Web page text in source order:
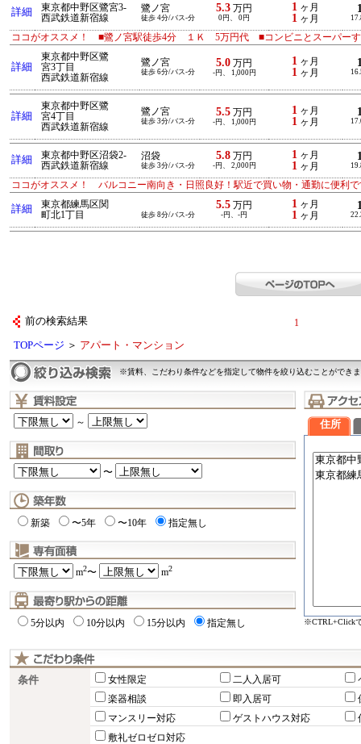
詳細
東京都中野区鷺宮3-
西武鉄道新宿線
鷺ノ宮
徒歩 4分/バス-分
5.3 万円
0円、 0円
1 ヶ月
1 ヶ月
ココがオススメ！ ■鷺ノ宮駅徒歩4分 １Ｋ 5万円代 ■コンビニとスーパーす
詳細
東京都中野区鷺
宮3丁目
西武鉄道新宿線
鷺ノ宮
徒歩 6分/バス-分
5.0 万円
-円、 1,000円
1 ヶ月
1 ヶ月
詳細
東京都中野区鷺
宮4丁目
西武鉄道新宿線
鷺ノ宮
徒歩 3分/バス-分
5.5 万円
-円、 1,000円
1 ヶ月
1 ヶ月
詳細
東京都中野区沼袋2-
西武鉄道新宿線
沼袋
徒歩 3分/バス-分
5.8 万円
-円、 2,000円
1 ヶ月
1 ヶ月
ココがオススメ！ バルコニー南向き・日照良好！駅近で買い物・通勤に便利で
詳細
東京都練馬区関
町北1丁目
徒歩 8分/バス-分
5.5 万円
-円、-円
1 ヶ月
1 ヶ月
前の検索結果 1
TOPページ ＞ アパート・マンション
※賃料、こだわり条件などを指定して物件を絞り込むことができ
～
〜
新築 〜5年 〜10年 指定無し
m2〜 m2
5分以内 10分以内 15分以内 指定無し
住所
※CTRL+Click
条件 女性限定 二人入居可
楽器相談
即入居可
マンスリー対応
ゲストハウス対応
敷礼ゼロゼロ対応